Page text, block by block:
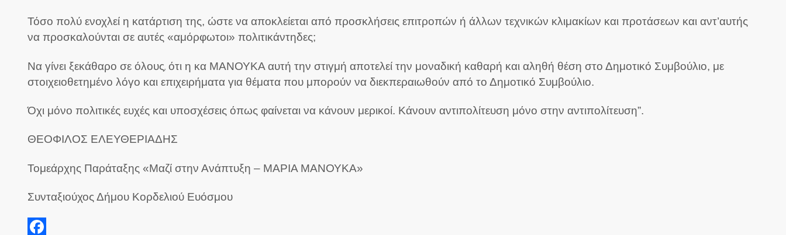
Τόσο πολύ ενοχλεί η κατάρτιση της, ώστε να αποκλείεται από προσκλήσεις επιτροπών ή άλλων τεχνικών κλιμακίων και προτάσεων και αντ’αυτής
να προσκαλούνται σε αυτές «αμόρφωτοι» πολιτικάντηδες;
Να γίνει ξεκάθαρο σε όλους, ότι η κα ΜΑΝΟΥΚΑ αυτή την στιγμή αποτελεί την μοναδική καθαρή και αληθή θέση στο Δημοτικό Συμβούλιο, με
στοιχειοθετημένο λόγο και επιχειρήματα για θέματα που μπορούν να διεκπεραιωθούν από το Δημοτικό Συμβούλιο.
Όχι μόνο πολιτικές ευχές και υποσχέσεις όπως φαίνεται να κάνουν μερικοί. Κάνουν αντιπολίτευση μόνο στην αντιπολίτευση”.
ΘΕΟΦΙΛΟΣ ΕΛΕΥΘΕΡΙΑΔΗΣ
Τομεάρχης Παράταξης «Μαζί στην Ανάπτυξη – ΜΑΡΙΑ ΜΑΝΟΥΚΑ»
Συνταξιούχος Δήμου Κορδελιού Ευόσμου